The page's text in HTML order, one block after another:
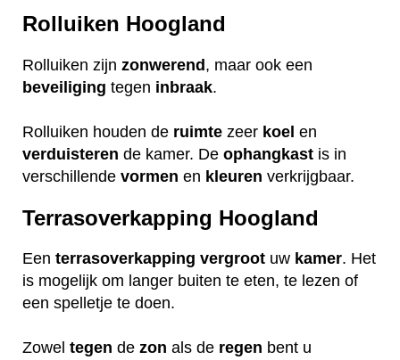
Rolluiken Hoogland
Rolluiken zijn zonwerend, maar ook een
beveiliging tegen inbraak.
Rolluiken houden de ruimte zeer koel en
verduisteren de kamer. De ophangkast is in
verschillende vormen en kleuren verkrijgbaar.
Terrasoverkapping Hoogland
Een terrasoverkapping vergroot uw kamer. Het
is mogelijk om langer buiten te eten, te lezen of
een spelletje te doen.
Zowel tegen de zon als de regen bent u